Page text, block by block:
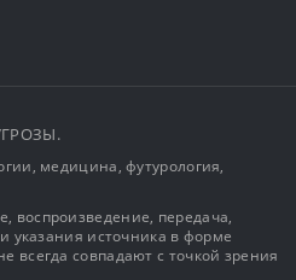
медицина, футурология,
воспроизведение, передача,
указания источника в форме
всегда совпадают с точкой зрения